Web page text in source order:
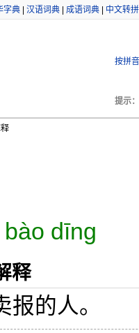
字典 汉语词典 成语词典 中文转
按拼
提示：
bào dīng
释
报的人。